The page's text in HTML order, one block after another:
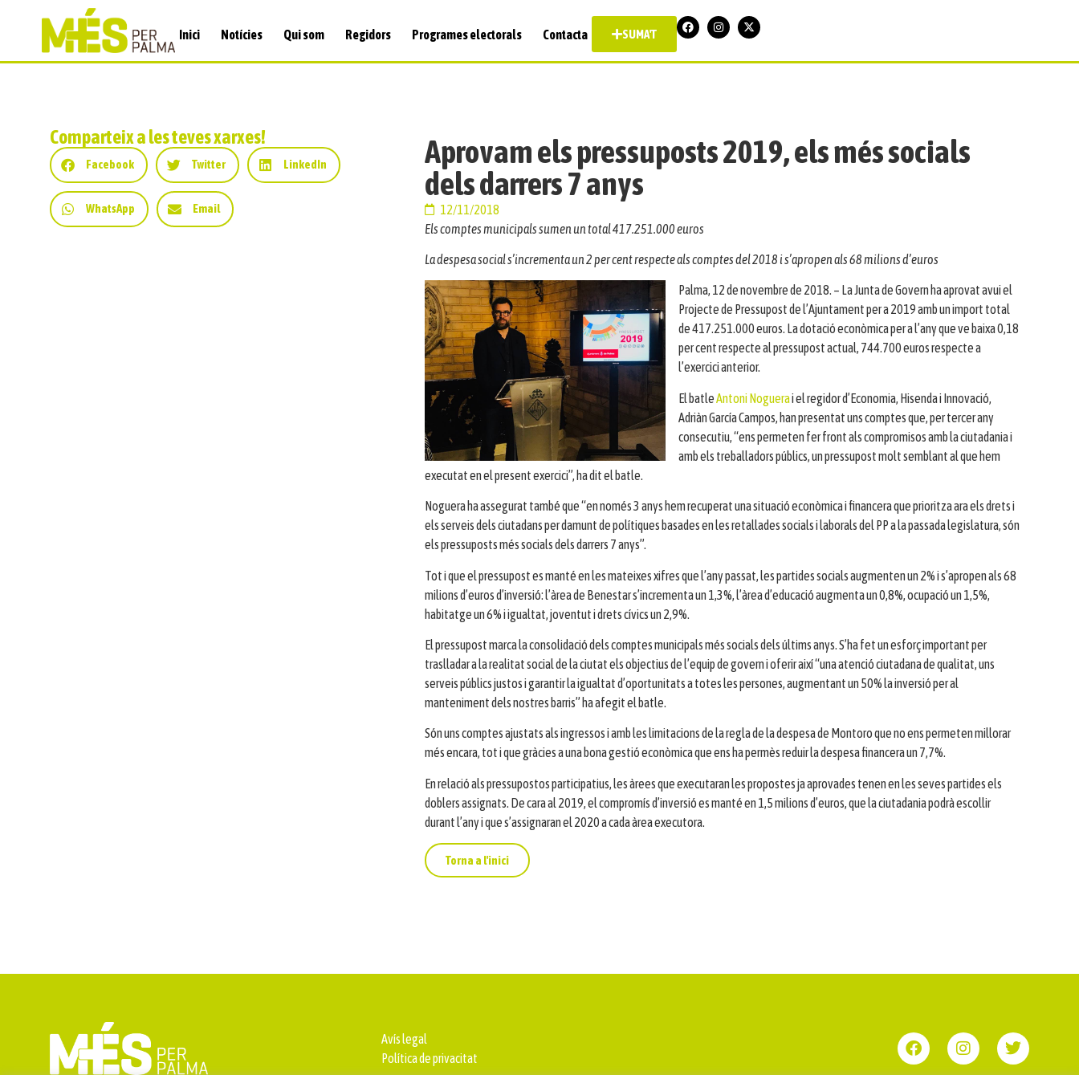
Inici Notícies Qui som Regidors Programes electorals Contacta SUMA'T
Comparteix a les teves xarxes!
Facebook Twitter LinkedIn
WhatsApp Email
Aprovam els pressuposts 2019, els més socials
dels darrers 7 anys
12/11/2018
Els comptes municipals sumen un total 417.251.000 euros
La despesa social s’incrementa un 2 per cent respecte als comptes del 2018 i s’apropen als 68 milions d’euros
Palma, 12 de novembre de 2018. – La Junta de Govern ha aprovat avui el
Projecte de Pressupost de l’Ajuntament per a 2019 amb un import total
de 417.251.000 euros. La dotació econòmica per a l’any que ve baixa 0,18
per cent respecte al pressupost actual, 744.700 euros respecte a
l’exercici anterior.
El batleAntoni Noguerai el regidor d’Economia, Hisenda i Innovació,
Adriàn García Campos, han presentat uns comptes que, per tercer any
consecutiu, “ens permeten fer front als compromisos amb la ciutadania i
amb els treballadors públics, un pressupost molt semblant al que hem
executat en el present exercici”, ha dit el batle.
Noguera ha assegurat també que “en només 3 anys hem recuperat una situació econòmica i financera que prioritza ara els drets i
els serveis dels ciutadans per damunt de polítiques basades en les retallades socials i laborals del PP a la passada legislatura, són
els pressuposts més socials dels darrers 7 anys”.
Tot i que el pressupost es manté en les mateixes xifres que l’any passat, les partides socials augmenten un 2% i s’apropen als 68
milions d’euros d’inversió: l’àrea de Benestar s’incrementa un 1,3%, l’àrea d’educació augmenta un 0,8%, ocupació un 1,5%,
habitatge un 6% i igualtat, joventut i drets cívics un 2,9%.
El pressupost marca la consolidació dels comptes municipals més socials dels últims anys. S’ha fet un esforç important per
traslladar a la realitat social de la ciutat els objectius de l’equip de govern i oferir així “una atenció ciutadana de qualitat, uns
serveis públics justos i garantir la igualtat d’oportunitats a totes les persones, augmentant un 50% la inversió per al
manteniment dels nostres barris” ha afegit el batle.
Són uns comptes ajustats als ingressos i amb les limitacions de la regla de la despesa de Montoro que no ens permeten millorar
més encara, tot i que gràcies a una bona gestió econòmica que ens ha permès reduir la despesa financera un 7,7%.
En relació als pressupostos participatius, les àrees que executaran les propostes ja aprovades tenen en les seves partides els
doblers assignats. De cara al 2019, el compromís d’inversió es manté en 1,5 milions d’euros, que la ciutadania podrà escollir
durant l’any i que s’assignaran el 2020 a cada àrea executora.
Torna a l'inici
Avís legal
Política de privacitat